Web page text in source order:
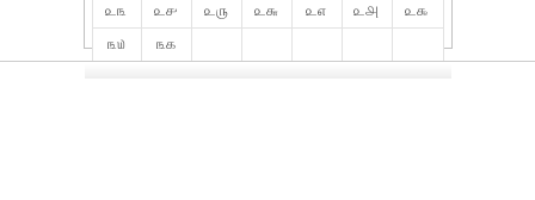
௨௩
௨௪ ௨௫ ௨௬ ௨௭ ௨௮
௨௯
௩௰
௩௧